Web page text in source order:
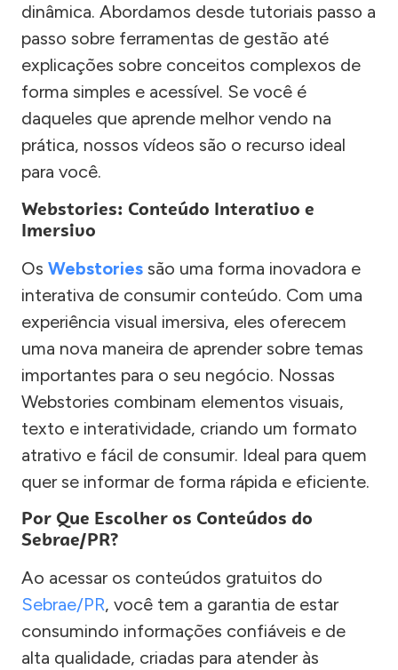
dinâmica. Abordamos desde tutoriais passo a
passo sobre ferramentas de gestão até
explicações sobre conceitos complexos de
forma simples e acessível. Se você é
daqueles que aprende melhor vendo na
prática, nossos vídeos são o recurso ideal
para você.
Webstories: Conteúdo Interativo e
Imersivo
Os Webstories são uma forma inovadora e
interativa de consumir conteúdo. Com uma
experiência visual imersiva, eles oferecem
uma nova maneira de aprender sobre temas
importantes para o seu negócio. Nossas
Webstories combinam elementos visuais,
texto e interatividade, criando um formato
atrativo e fácil de consumir. Ideal para quem
quer se informar de forma rápida e eficiente.
Por Que Escolher os Conteúdos do
Sebrae/PR?
Ao acessar os conteúdos gratuitos do
Sebrae/PR, você tem a garantia de estar
consumindo informações confiáveis e de
alta qualidade, criadas para atender às